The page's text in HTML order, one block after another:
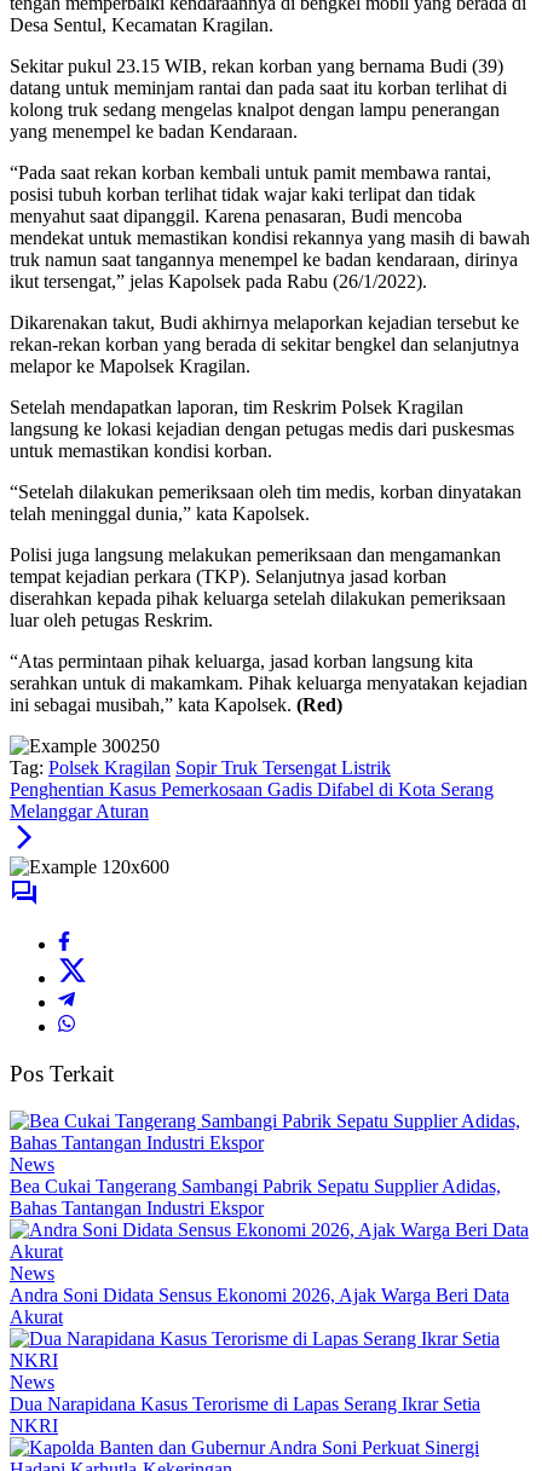
Desa Sentul, Kecamatan Kragilan.
Sekitar pukul 23.15 WIB, rekan korban yang bernama Budi (39)
datang untuk meminjam rantai dan pada saat itu korban terlihat di
kolong truk sedang mengelas knalpot dengan lampu penerangan
yang menempel ke badan Kendaraan.
“Pada saat rekan korban kembali untuk pamit membawa rantai,
posisi tubuh korban terlihat tidak wajar kaki terlipat dan tidak
menyahut saat dipanggil. Karena penasaran, Budi mencoba
mendekat untuk memastikan kondisi rekannya yang masih di bawah
truk namun saat tangannya menempel ke badan kendaraan, dirinya
ikut tersengat,” jelas Kapolsek pada Rabu (26/1/2022).
Dikarenakan takut, Budi akhirnya melaporkan kejadian tersebut ke
rekan-rekan korban yang berada di sekitar bengkel dan selanjutnya
melapor ke Mapolsek Kragilan.
Setelah mendapatkan laporan, tim Reskrim Polsek Kragilan
langsung ke lokasi kejadian dengan petugas medis dari puskesmas
untuk memastikan kondisi korban.
“Setelah dilakukan pemeriksaan oleh tim medis, korban dinyatakan
telah meninggal dunia,” kata Kapolsek.
Polisi juga langsung melakukan pemeriksaan dan mengamankan
tempat kejadian perkara (TKP). Selanjutnya jasad korban
diserahkan kepada pihak keluarga setelah dilakukan pemeriksaan
luar oleh petugas Reskrim.
“Atas permintaan pihak keluarga, jasad korban langsung kita
serahkan untuk di makamkam. Pihak keluarga menyatakan kejadian
ini sebagai musibah,” kata Kapolsek. (Red)
Tag: Polsek Kragilan Sopir Truk Tersengat Listrik
Penghentian Kasus Pemerkosaan Gadis Difabel di Kota Serang
Melanggar Aturan
Pos Terkait
News
Bea Cukai Tangerang Sambangi Pabrik Sepatu Supplier Adidas,
Bahas Tantangan Industri Ekspor
News
Andra Soni Didata Sensus Ekonomi 2026, Ajak Warga Beri Data
Akurat
News
Dua Narapidana Kasus Terorisme di Lapas Serang Ikrar Setia
NKRI